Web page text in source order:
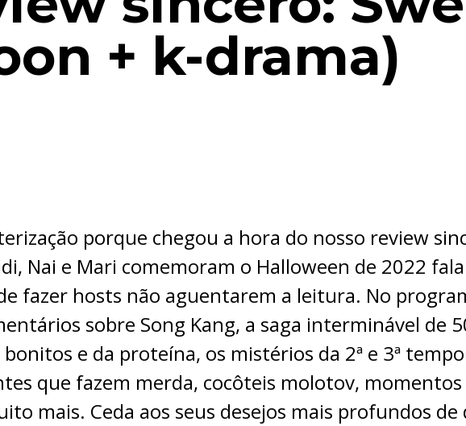
+ k-drama)
porque chegou a hora do nosso review
Nai e Mari comemoram o Halloween de 2022
fazer hosts não aguentarem a leitura. No
sobre Song Kang, a saga interminável de
e da proteína, os mistérios da 2ª e 3ª
que fazem merda, cocôteis molotov,
mais. Ceda aos seus desejos mais profundos